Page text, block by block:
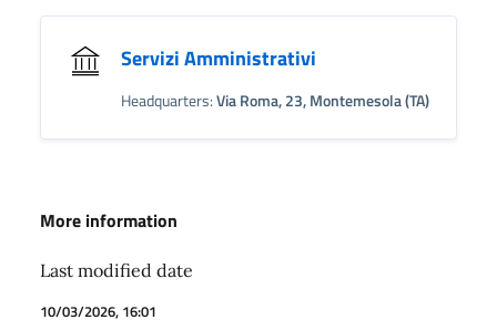
Servizi Amministrativi
Headquarters:Via Roma, 23, Montemesola (TA)
More information
Last modified date
10/03/2026, 16:01